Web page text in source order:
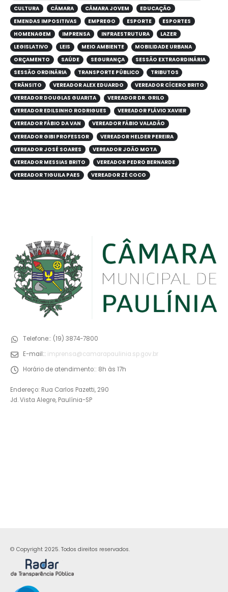
CULTURA
CÂMARA CÂMARA JOVEM
EDUCAÇÃO
EMENDAS IMPOSITIVAS
EMPREGO ESPORTE
ESPORTES
HOMENAGEM
IMPRENSA INFRAESTRUTURA
LAZER
LEGISLATIVO
LEIS MEIO AMBIENTE
MOBILIDADE URBANA
ORÇAMENTO
SAÚDE SEGURANÇA
SESSÃO EXTRAORDINÁRIA
SESSÃO ORDINÁRIA
TRANSPORTE PÚBLICO
TRIBUTOS
TRÂNSITO
VEREADOR ALEX EDUARDO
VEREADOR CÍCERO BRITO
VEREADOR DOUGLAS GUARITA
VEREADOR DR. GRILO
VEREADOR EDILSINHO RODRIGUES
VEREADOR FLÁVIO XAVIER
VEREADOR FÁBIO DA VAN
VEREADOR FÁBIO VALADÃO
VEREADOR GIBI PROFESSOR
VEREADOR HELDER PEREIRA
VEREADOR JOSÉ SOARES
VEREADOR JOÃO MOTA
VEREADOR MESSIAS BRITO
VEREADOR PEDRO BERNARDE
VEREADOR TIGUILA PAES
VEREADOR ZÉ COCO
Telefone:: (19) 3874-7800
E-mail:: imprensa@camarapaulinia.sp.gov.br
Horário de atendimento:: 8h às 17h
Endereço: Rua Carlos Pazetti, 290
Jd. Vista Alegre, Paulínia-SP
© Copyright 2025. Todos direitos reservados.